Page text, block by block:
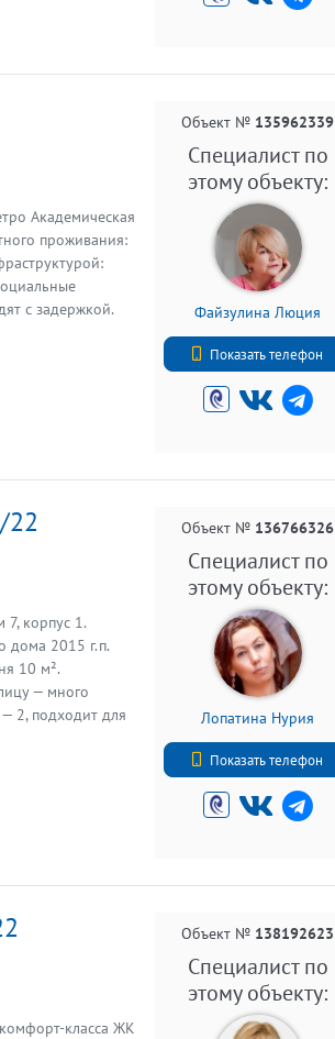
Академическая
проживания:
с задержкой.
Объект № 135962339
Специалист по
этому объекту:
Файзулина Люция
Показать телефон
+7 (812) 740-70-40
22
7, корпус 1.
дома 2015 г.п.
10 м².
— много
2, подходит для
к заезду: есть
удобная
и
для вас время.
и оформить
Объект № 136766326
Специалист по
этому объекту:
Лопатина Нурия
Показать телефон
+7(812)7407040
класса ЖК
Объект № 138192623
Специалист по
этому объекту: